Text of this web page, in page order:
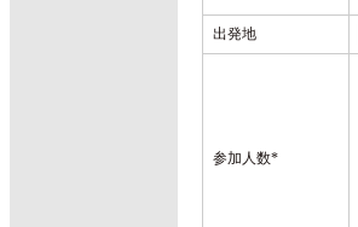
出発地
参加人数*